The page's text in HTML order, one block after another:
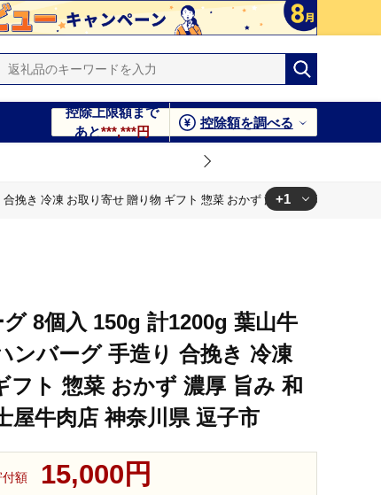
控除上限額まで
あと***,***円
控除額を調べる
挽き 冷凍 お取り寄せ 贈り物 ギフト 惣菜 おかず 濃厚 旨み 和牛 時短
+1
8個入 150g 計1200g 葉山牛
ンバーグ 手造り 合挽き 冷凍
フト 惣菜 おかず 濃厚 旨み 和
屋牛肉店 神奈川県 逗子市
付額 15,000円